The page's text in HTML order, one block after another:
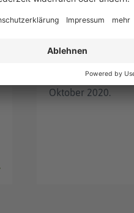
Startup |
wechseln,
aus Deutschland
Oktober 2020.